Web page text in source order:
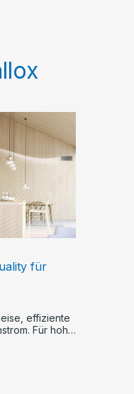
für
effiziente
Für hohe